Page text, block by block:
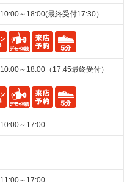
10:00～18:00(最終受付17:30）
10:00～18:00（17:45最終受付）
10:00～17:00
11:00～17:00